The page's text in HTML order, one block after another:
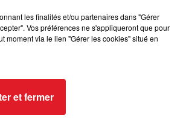
les finalités et/ou partenaires dans "Gérer
Vos préférences ne s'appliqueront que pour
moment via le lien "Gérer les cookies" situé en
et fermer